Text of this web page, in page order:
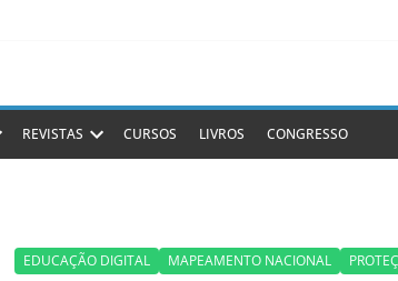
REVISTAS CURSOS LIVROS CONGRESSO
EDUCAÇÃO DIGITAL MAPEAMENTO NACIONAL